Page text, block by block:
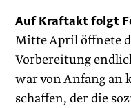
Auf Kraftakt folgt
Mitte April öffnete
Vorbereitung
war von Anfang an
schaffen, der die